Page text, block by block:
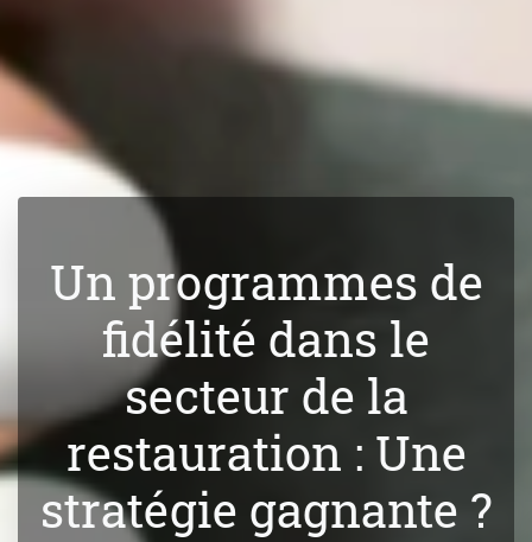
Un programmes de
fidélité dans le
secteur de la
restauration : Une
stratégie gagnante ?